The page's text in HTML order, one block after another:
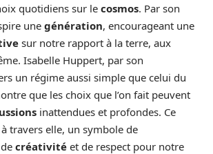
quotidiens sur le cosmos. Par son
une génération, encourageant une
sur notre rapport à la terre, aux
Isabelle Huppert, par son
un régime aussi simple que celui du
que les choix que l’on fait peuvent
inattendues et profondes. Ce
travers elle, un symbole de
créativité et de respect pour notre